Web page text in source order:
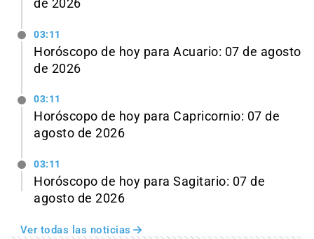
de 2026
03:11
Horóscopo de hoy para Acuario: 07 de agosto
de 2026
03:11
Horóscopo de hoy para Capricornio: 07 de
agosto de 2026
03:11
Horóscopo de hoy para Sagitario: 07 de
agosto de 2026
Ver todas las noticias